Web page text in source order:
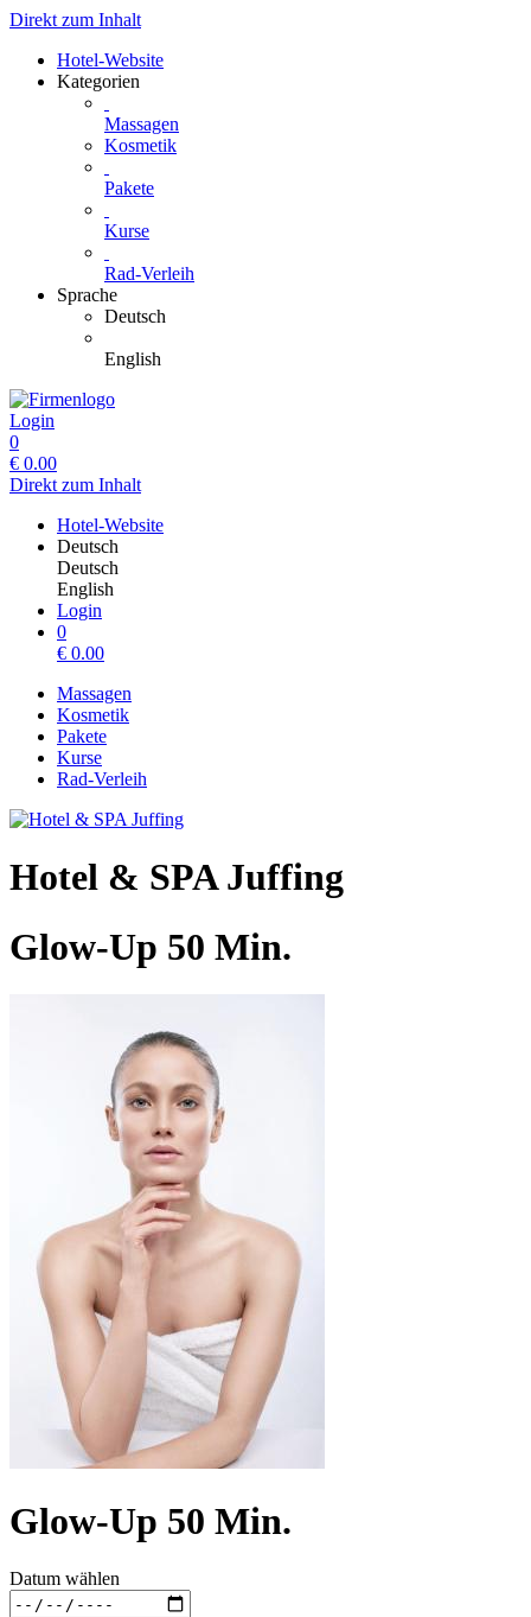
Direkt zum Inhalt
Hotel-Website
Kategorien
Massagen
Kosmetik
Pakete
Kurse
Rad-Verleih
Sprache
Deutsch
English
Login
0
€ 0.00
Direkt zum Inhalt
Hotel-Website
Deutsch
Deutsch
English
Login
0
€ 0.00
Massagen
Kosmetik
Pakete
Kurse
Rad-Verleih
Hotel & SPA Juffing
Glow-Up 50 Min.
Glow-Up 50 Min.
Datum wählen